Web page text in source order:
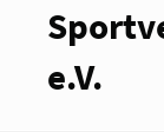
e.V.